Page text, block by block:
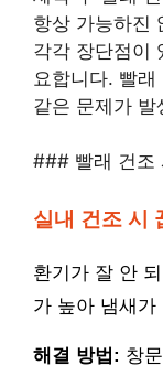
항상 가능하진
각각 장단점이
요합니다. 빨
같은 문제가 발
### 빨래 건조
실내 건조 시
환기가 잘 안
가 높아 냄새가
해결 방법: 창